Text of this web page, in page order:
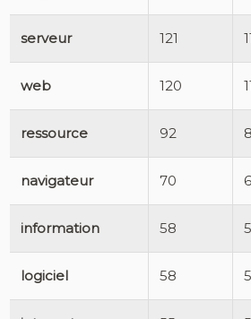
serveur 121
web 120
ressource 92
navigateur 70
information 58
logiciel 58